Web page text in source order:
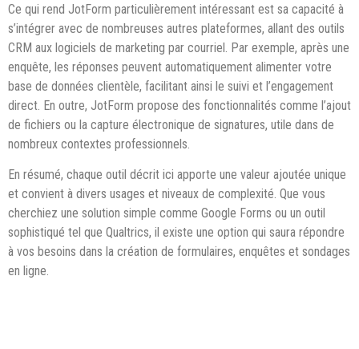
Ce qui rend JotForm particulièrement intéressant est sa capacité à
s’intégrer avec de nombreuses autres plateformes, allant des outils
CRM aux logiciels de marketing par courriel. Par exemple, après une
enquête, les réponses peuvent automatiquement alimenter votre
base de données clientèle, facilitant ainsi le suivi et l’engagement
direct. En outre, JotForm propose des fonctionnalités comme l’ajout
de fichiers ou la capture électronique de signatures, utile dans de
nombreux contextes professionnels.
En résumé, chaque outil décrit ici apporte une valeur ajoutée unique
et convient à divers usages et niveaux de complexité. Que vous
cherchiez une solution simple comme Google Forms ou un outil
sophistiqué tel que Qualtrics, il existe une option qui saura répondre
à vos besoins dans la création de formulaires, enquêtes et sondages
en ligne.